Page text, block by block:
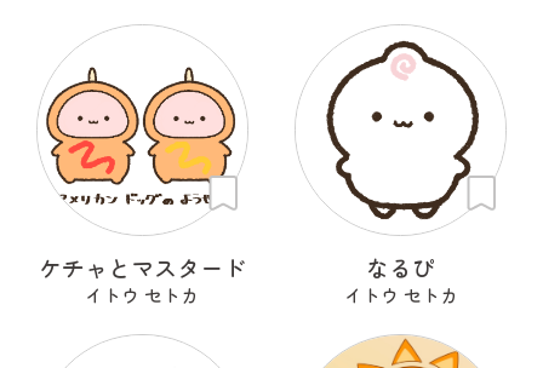
ケチャとマスタード
イトウ セトカ
なるぴ
イトウ セトカ